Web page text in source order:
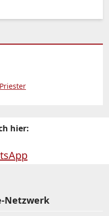
hier:
Netzwerk